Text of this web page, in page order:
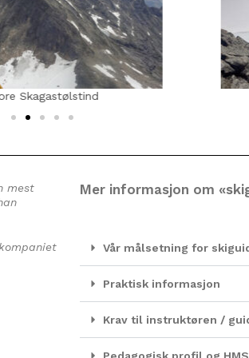
Skagastølstind
mest
Mer informasjon om
Vår målsetning for
Praktisk informasjon
Krav til instruktøren /